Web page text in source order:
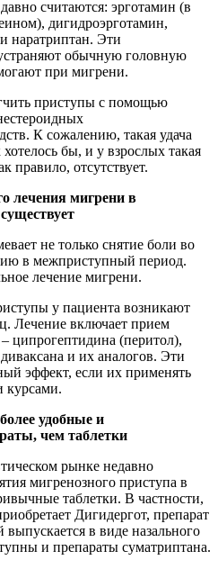
считаются: эрготамин (в
дигидроэрготамин,
наратриптан. Эти
обычную головную
при мигрени.
приступы с помощью
К сожалению, такая удача
хотелось бы, и у взрослых такая
правило, отсутствует.
лечения мигрени в
не только снятие боли во
в межприступный период.
лечение мигрени.
у пациента возникают
Лечение включает прием
ципрогептидина (перитол),
и их аналогов. Эти
эффект, если их применять
курсами.
удобные и
чем таблетки
рынке недавно
мигренозного приступа в
таблетки. В частности,
Дигидергот, препарат
в виде назального
и препараты суматриптана.